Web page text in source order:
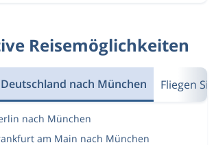
Reisemöglichkeiten
nach München Fliegen
nach München
am Main nach München